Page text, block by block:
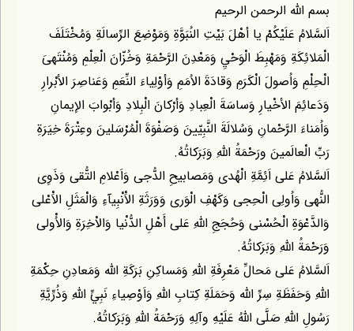
بسم اللّه الرحمن الرحيم
اَلسَّلامُ عَلَيْكُمْ يا أهْلَ بَيْتِ النُبَوَّةِ وَمَوْضِعَ الرِّسالَةِ وَمُخْتَلَفَ
الْمَلائِكَةِ وَمَهْبِطَ الْوَحْيِ وَمَعْدِنَ الرَّحْمَةِ وَخُزّانَ الْعِلْمِ وَمُنْتَهىَ
الْحِلْمِ وَاُصولَ الْكَرَمِ وَقادَةَ الاُمَمِ وَأوْلِياءَ النِّعَمِ وَعَناصِرَ الأبْرارِ
وَدَعائِمَ الأخْيارِ وَساسَةَ الْعِبادِ وَأرْكانَ الْبِلادِ وَأبْوابَ الإيمانِ
وَاُمَناءَ الرَّحْمانِ وَسُلالَةَ النَّبِيّينَ وَصَفْوَةَ الْمُرْسَلينَ وعِتْرَةَ خِيَرَةِ
رَبِّ الْعالَمينَ ورَحْمَةُ اللّهِ وَبَرَكاتُهُ.
اَلسَّلامُ عَلى اَئِمَّةِ الْهُدى وَمَصابيحِ الدُّجى وَاَعْلامِ التُّقى وَذَوِى
النُّهى وَاُولِى الْحِجى وَكَهْفِ الْوَرى وَوَرَثَةِ الاَْنْبِيآءِ وَالْمَثَلِ الاَْعْلى
وَالدَّعْوَةِ الْحُسْنى وَحُجَجِ اللّهِ عَلى أَهْلِ الدُّنْيا وَالاْخِرَةِ وَالاُْولى
وَرَحْمَةُ اللّهِ وَبَرَكاتُهُ.
اَلسَّلامُ عَلى مَحالِّ مَعْرِفَةِ اللّهِ وَمَساكِنِ بَرَكَةِ اللّه وَمَعادِنِ حِكْمَةِ
اللّهِ وَحَفَظَةِ سِرِّ اللّه وَحَمَلَةِ كِتابِ اللّهِ وَاَوْصِياءِ نَبِيِّ اللّهِ وَذُرِّيَّةِ
رَسُولِ اللّهِ صَلَّى اللّهُ عَلَيْهِ وآلِهِ وَرَحْمَةُ اللّهِ وَبَرَكاتُهُ.